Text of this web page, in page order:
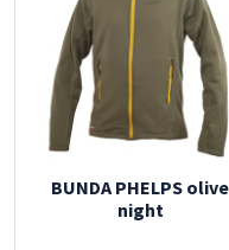
BUNDA PHELPS olive
night